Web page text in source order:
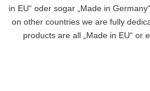
in EU“ oder sogar „Made in
on other countries we are fully
products are all „Made in EU“ or